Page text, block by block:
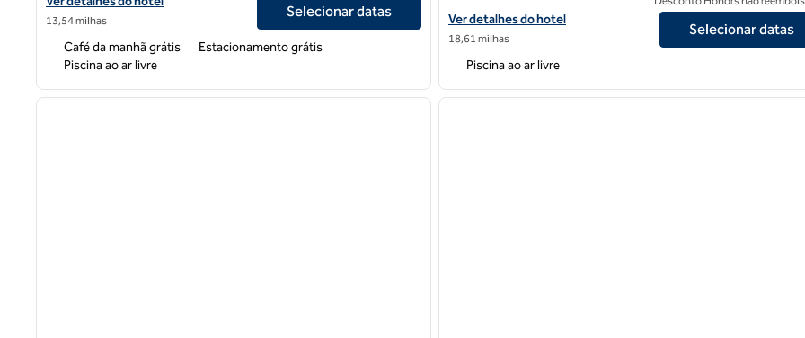
13,54 milhas
Selecionar datas
Café da manhã grátis
Estacionamento grátis
Piscina ao ar livre
Exibir detalhes do hotel Hilton Miami Dadeland
Ver detalhes do hotel
18,61 milhas
Selecionar datas
Piscina ao ar livre
1 de 12
próxima imagem
1 de 12